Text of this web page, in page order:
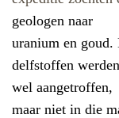
geologen naar
uranium en goud.
delfstoffen werden
wel aangetroffen,
maar niet in die